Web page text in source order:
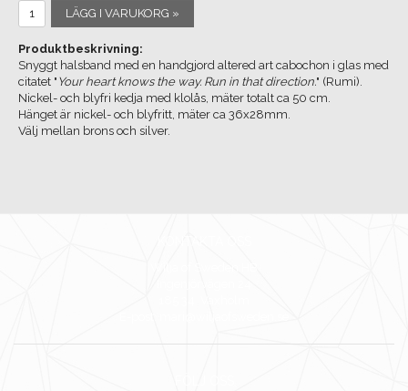
LÄGG I VARUKORG »
Produktbeskrivning:
Snyggt halsband med en handgjord altered art cabochon i glas med
citatet " Your heart knows the way. Run in that direction." (Rumi).
Nickel- och blyfri kedja med klolås, mäter totalt ca 50 cm.
Hänget är nickel- och blyfritt, mäter ca 36x28mm.
Välj mellan brons och silver.